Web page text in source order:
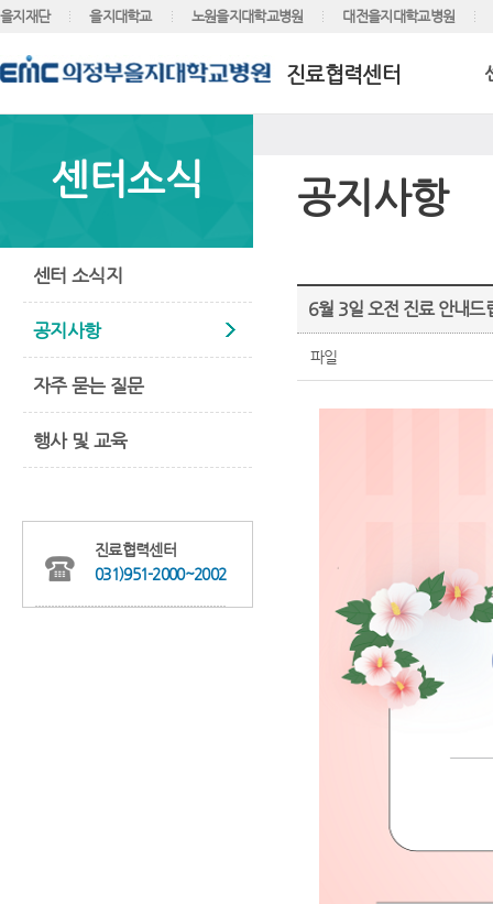
을지재단 을지대학교 노원을지대학교병원 대전을지대학교병원
진료협력센터
센터소식
센터 소식지
공지사항
자주 묻는 질문
행사 및 교육
진료협력센터
031)951-2000~2002
공지사항
6월 3일 오전 진료 안내드
파일